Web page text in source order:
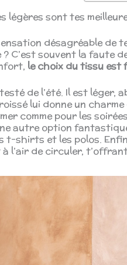
légères sont tes
désagréable de
C’est souvent la faute
le choix du tissu est
de l’été. Il est léger,
lui donne un
comme pour les
autre option
t-shirts et les polos.
l’air de circuler,